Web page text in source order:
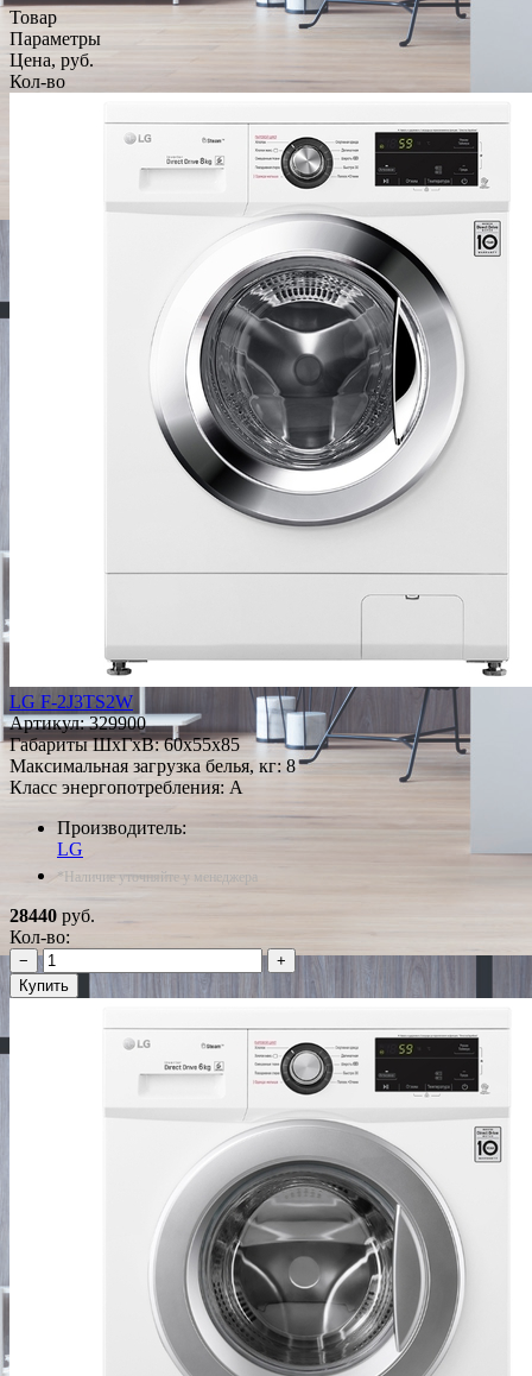
Товар
Параметры
Цена, руб.
Кол-во
LG F-2J3TS2W
Артикул:329900
Габариты ШxГxВ: 60x55x85
Максимальная загрузка белья, кг: 8
Класс энергопотребления: A
Производитель:
LG
*Наличие уточняйте у менеджера
28440 руб.
Кол-во:
−
+
Купить